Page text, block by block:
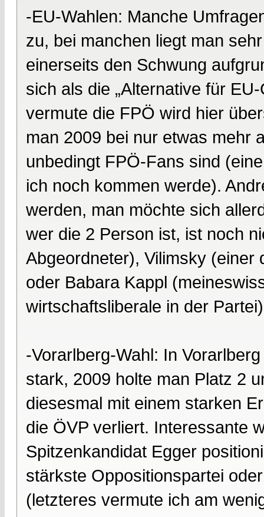
-EU-Wahlen: Manche
zu, bei manchen liegt man
einerseits den Schwung
sich als die „Alternative für
vermute die FPÖ wird hier
man 2009 bei nur etwas mehr
unbedingt FPÖ-Fans sind
ich noch kommen werde).
werden, man möchte sich
wer die 2 Person ist, ist noch
Abgeordneter), Vilimsky
oder Babara Kappl
wirtschaftsliberale in der
-Vorarlberg-Wahl: In
stark, 2009 holte man Platz 2
diesesmal mit einem starken
die ÖVP verliert. Interessante
Spitzenkandidat Egger
stärkste Oppositionspartei
(letzteres vermute ich am